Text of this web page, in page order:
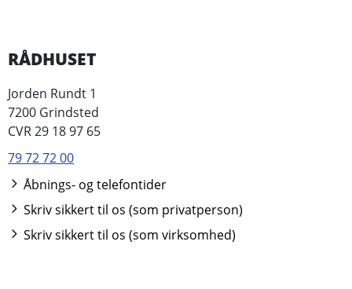
RÅDHUSET
Jorden Rundt 1
7200 Grindsted
CVR 29 18 97 65
79 72 72 00
Åbnings- og telefontider
Skriv sikkert til os (som privatperson)
Skriv sikkert til os (som virksomhed)